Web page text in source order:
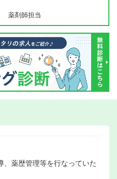
薬剤師担当
、薬歴管理等を行なっていた